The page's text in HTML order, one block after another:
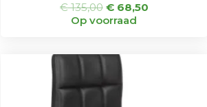
€135,00 €68,50
Op voorraad
Oorspronkelijke
prijs
was:
€ 75,00.